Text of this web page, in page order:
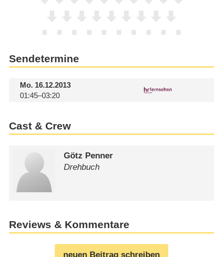
Sendetermine
Mo.16.12.2013
01:45–03:20
Cast & Crew
Götz Penner
Drehbuch
Reviews & Kommentare
neuen Beitrag schreiben